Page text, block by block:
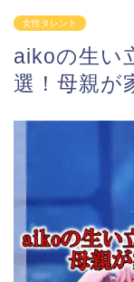
女性タレント
aikoの生い
選！母親が